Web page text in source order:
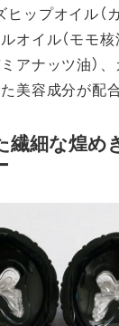
ヒップオイル（
オイル（モモ
アナッツ油）
美容成分が配
繊細な煌め